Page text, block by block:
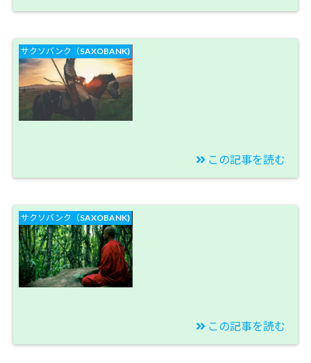
【トルコリラブログ】
フラッシュクラッシュ
は2020年1月6日が最後
のチャンス！【今週の
スワップ投資結果】
サクソバンク（SAXOBANK)
【トルコリラブログ】
フラッシュクラッシュ
暴落トレードへ突
撃！！【今週のスワッ
プ投資結果】
この記事を読む
サクソバンク（SAXOBANK)
この記事を読む